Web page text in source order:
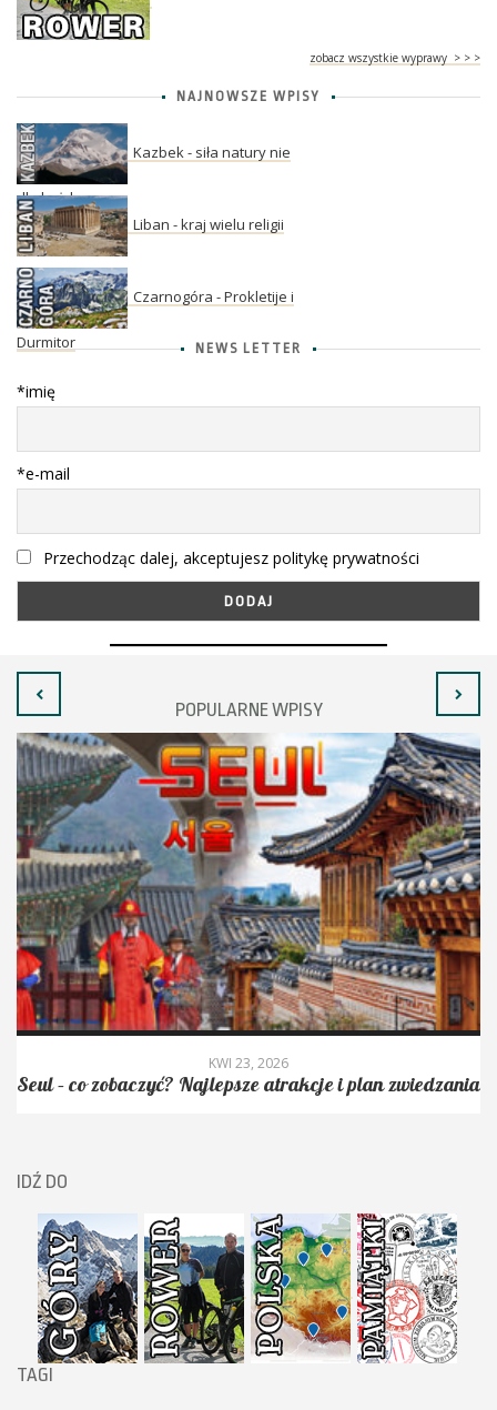
zobacz wszystkie wyprawy > > >
NAJNOWSZE WPISY
Kazbek - siła natury nie
dla każdego
Liban - kraj wielu religii
Czarnogóra - Prokletije i
Durmitor NEWS LETTER
*imię
*e-mail
Przechodząc dalej, akceptujesz politykę prywatności
POPULARNE WPISY
KWI 23, 2026
Seul – co zobaczyć? Najlepsze atrakcje i plan zwiedzania
IDŹ DO
TAGI